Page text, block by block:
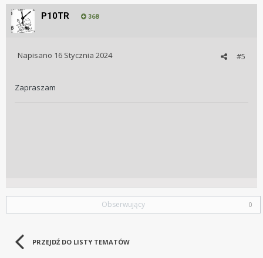
P10TR 368
#5
Napisano 16 Stycznia 2024
Zapraszam
Obserwujący 0
PRZEJDŹ DO LISTY TEMATÓW